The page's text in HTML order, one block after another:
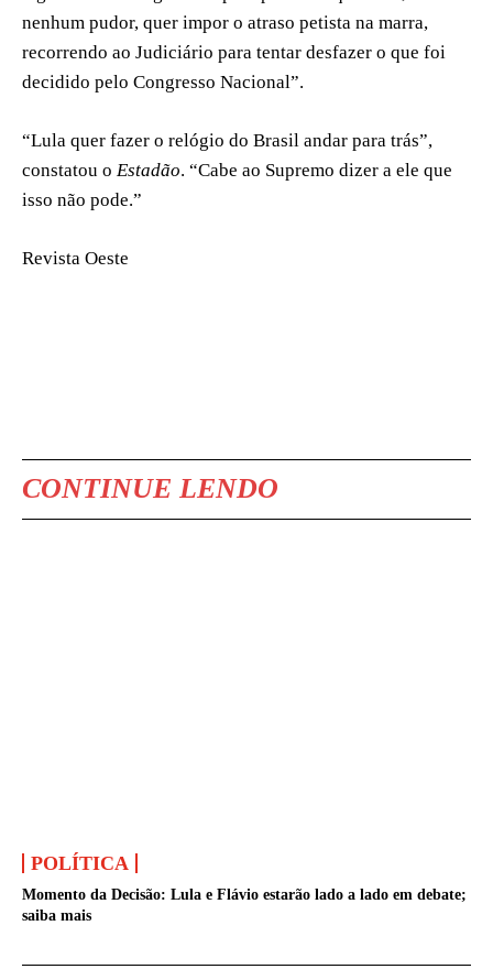
nenhum pudor, quer impor o atraso petista na marra,
recorrendo ao Judiciário para tentar desfazer o que foi
decidido pelo Congresso Nacional”.
“Lula quer fazer o relógio do Brasil andar para trás”,
constatou o Estadão. “Cabe ao Supremo dizer a ele que
isso não pode.”
Revista Oeste
CONTINUE LENDO
POLÍTICA
Momento da Decisão: Lula e Flávio estarão lado a lado em debate;
saiba mais